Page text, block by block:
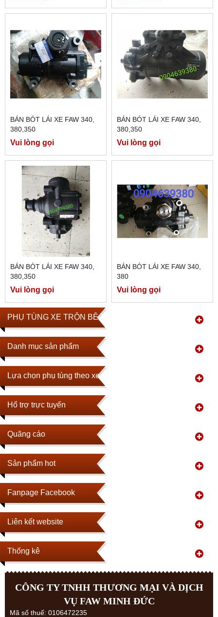
PHỤ TÙNG XE TRỘN BÊ TÔNG
Danh mục sản phẩm
Lựa chọn phụ tùng theo xe
Hổ trợ trực tuyến
Quãng cáo
Sản phẩm hot
Fanpage Facebook
Liên kết website
Thống kê
BÁN BÓT LÁI XE FAW 340,
380,350
Vui lòng gọi
BÁN BÓT LÁI XE FAW 340,
380,350
Vui lòng gọi
BÁN BÓT LÁI XE FAW 340,
380,350
Vui lòng gọi
BÁN BÓT LÁI XE FAW 340,
380
Vui lòng gọi
CÔNG TY TNHH THƯƠNG MẠI VÀ DỊCH
VỤ FAW MINH ĐỨC
Mã số thuế: 0106472235